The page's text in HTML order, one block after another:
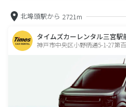
北埠頭駅から 2721m
タイムズカーレンタル三宮駅
神戸市中央区小野柄通5-1-27第